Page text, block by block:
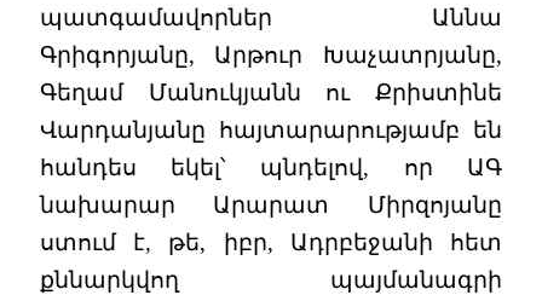
պատգամավորներ Աննա
Գրիգորյանը, Արթուր Խաչատրյանը,
Գեղամ Մանուկյանն ու Քրիստինե
Վարդանյանը հայտարարությամբ են
հանդես եկել՝ պնդելով, որ ԱԳ
նախարար Արարատ Միրզոյանը
ստում է, թե, իբր, Ադրբեջանի հետ
քննարկվող պայմանագրի